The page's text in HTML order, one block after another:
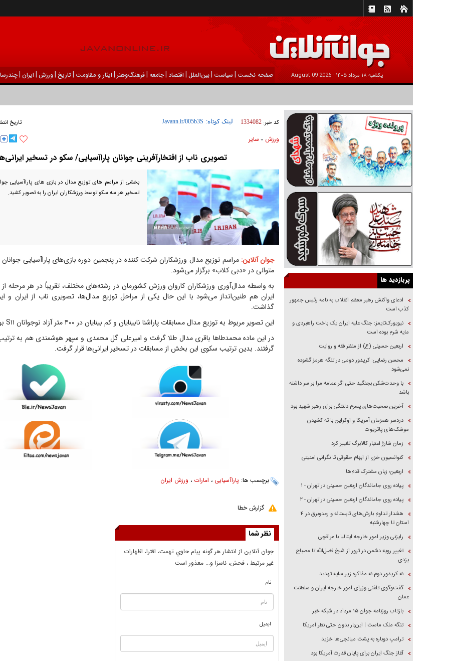
يکشنبه ۱۸ مرداد ۱۴۰۵ - 2026 August 09 صفحه نخست | سیاست |بين‌الملل | اقتصاد |جامعه |فرهنگ‌و‌هنر | ایثار و مقاومت |تاریخ |ورزش | ايران |
کد خبر: 1334082 لینک کوتاه: تاریخ
ورزش » ساير
تصویری ناب از افتخارآفرینی جوانان پاراآسیایی/ سکو در تسخیر
بخشی از مراسم های توزیع مدال در بازی های پاراآسیایی
تسخیر هر سه سکو توسط ورزشکاران ایران را به تصویر کشید.
جوان آنلاین:مراسم توزیع مدال ورزشکاران شرکت کننده در پنجمین دوره بازی‌های پاراآسیایی
متوالی در «دبی کلاب» برگزار می‌شود.
به واسطه مدال‌آوری ورزشکاران کاروان ورزش کشورمان در رشته‌های مختلف، تقریباً در هر مرحله از
ایران هم طنین‌انداز می‌شود با این حال یکی از مراحل توزیع مدال‌ها، تصویری ناب از ایران و
گذاشت.
این تصویر مربوط به توزیع مدال مسابقات پاراشنا نابینایان و کم بینایان در ۴۰۰ متر آزاد نوجوانان S۱۱ بود.
در این ماده محمدطاها باقری مدال طلا گرفت و امیرعلی گل محمدی و سپهر هوشمندی هم به ترتیب
گرفتند. بدین ترتیب سکوی این بخش از مسابقات در تسخیر ایرانی‌ها قرار گرفت.
برچسب ها: پاراآسیایی ، امارات ، ورزش ایران
گزارش خطا
نظر شما
جوان آنلاين از انتشار هر گونه پيام حاوي تهمت، افترا، اظهارات
غير مرتبط ، فحش، ناسزا و... معذور است
نام
ایمیل
پربازدید ها
ادعای واکنش رهبر معظم انقلاب به نامه رئیس جمهور
کذب است
نیویورک‌تایمز: جنگ علیه ایران یک باخت راهبردی و
مایه شرم بوده است
اربعین حسینی (ع) از منظر فقه و روایت
محسن رضایی: کریدور دومی در تنگه هرمز گشوده
نمی‌شود
با وحدت‌شکن بجنگید حتی اگر عمامه مرا بر سر داشته
باشد
آخرین صحبت‌های پسرم دلتنگی برای رهبر شهید بود
دردسر همزمان آمریکا و اوکراین با ته کشیدن
موشک‌های پاتریوت
زمان شارژ اعتبار کالابرگ تغییر کرد
کنوانسیون خزر، از ابهام حقوقی تا نگرانی امنیتی
اربعین؛ زبان مشترک قدم‌ها
پیاده روی جاماندگان اربعین حسینی در تهران - ۱
پیاده روی جاماندگان اربعین حسینی در تهران - ۲
هشدار تداوم بارش‌های تابستانه و رعدوبرق در ۴
استان تا چهارشنبه
رایزنی وزیر امور خارجه ایتالیا با عراقچی
تغییر رویه دشمن در ترور از شیخ فضل‌الله تا مصباح
یزدی
نه کریدور دوم نه مذاکره زیر سایه تهدید
گفت‌وگوی تلفنی وزرای امور خارجه ایران و سلطنت
عمان
بازتاب روزنامه جوان ۱۵ مرداد در شبکه خبر
تنگه ملک ماست | این‌بار بدون حتی نظر امریکا
ترامپ دوباره به پشت میانجی‌ها خزید
آغاز جنگ ایران برای پایان قدرت آمریکا بود